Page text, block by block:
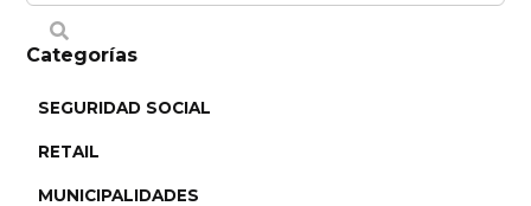
Categorías
SEGURIDAD SOCIAL
RETAIL
MUNICIPALIDADES